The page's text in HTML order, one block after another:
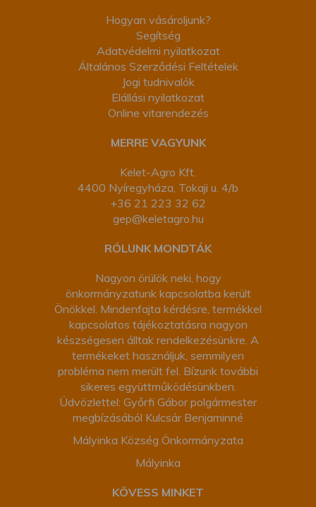
Hogyan vásároljunk?
Segítség
Adatvédelmi nyilatkozat
Általános Szerződési Feltételek
Jogi tudnivalók
Elállási nyilatkozat
Online vitarendezés
MERRE VAGYUNK
Kelet-Agro Kft.
4400 Nyíregyháza, Tokaji u. 4/b
+36 21 223 32 62
gep@keletagro.hu
RÓLUNK MONDTÁK
Nagyon örülök neki, hogy
önkormányzatunk kapcsolatba került
Önökkel. Mindenfajta kérdésre, termékkel
kapcsolatos tájékoztatásra nagyon
készségesen álltak rendelkezésünkre. A
termékeket használjuk, semmilyen
probléma nem merült fel. Bízunk további
sikeres együttműködésünkben.
Üdvözlettel: Győrfi Gábor polgármester
megbízásából Kulcsár Benjaminné
Mályinka Község Önkormányzata
Mályinka
KÖVESS MINKET